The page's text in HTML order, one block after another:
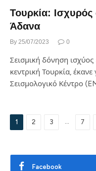
Τουρκία: Ισχυρός
Άδανα
By 25/07/2023 0
Σεισμική δόνηση
κεντρική Τουρκία,
Σεισμολογικό Κέντρο
1 2 3 … 7
Facebook